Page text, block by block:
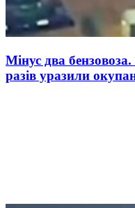
Мінус два
разів уразили